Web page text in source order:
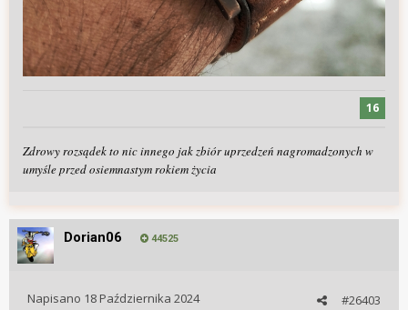
16
Zdrowy rozsądek to nic innego jak zbiór uprzedzeń nagromadzonych w
umyśle przed osiemnastym rokiem życia
Dorian06 44525
#26403
Napisano 18 Października 2024